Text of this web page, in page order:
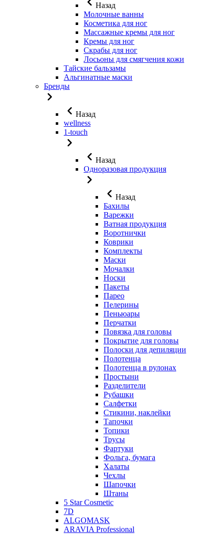
Назад
Молочные ванны
Косметика для ног
Массажные кремы для ног
Кремы для ног
Скрабы для ног
Лосьоны для смягчения кожи
Тайские бальзамы
Альгинатные маски
Бренды
Назад
wellness
1-touch
Назад
Одноразовая продукция
Назад
Бахилы
Варежки
Ватная продукция
Воротнички
Коврики
Комплекты
Маски
Мочалки
Носки
Пакеты
Парео
Пелерины
Пеньюары
Перчатки
Повязка для головы
Покрытие для головы
Полоски для депиляции
Полотенца
Полотенца в рулонах
Простыни
Разделители
Рубашки
Салфетки
Стикини, наклейки
Тапочки
Топики
Трусы
Фартуки
Фольга, бумага
Халаты
Чехлы
Шапочки
Штаны
5 Star Cosmetic
7D
ALGOMASK
ARAVIA Professional